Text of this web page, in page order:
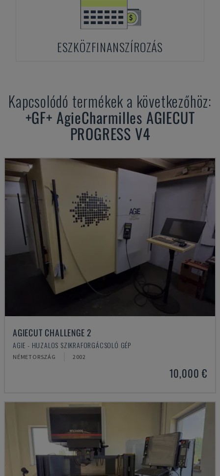
ESZKÖZFINANSZÍROZÁS
Kapcsolódó termékek a következőhöz:
+GF+ AgieCharmilles AGIECUT
PROGRESS V4
AGIECUT CHALLENGE 2
AGIE - HUZALOS SZIKRAFORGÁCSOLÓ GÉP
NÉMETORSZÁG 2002
10,000 €